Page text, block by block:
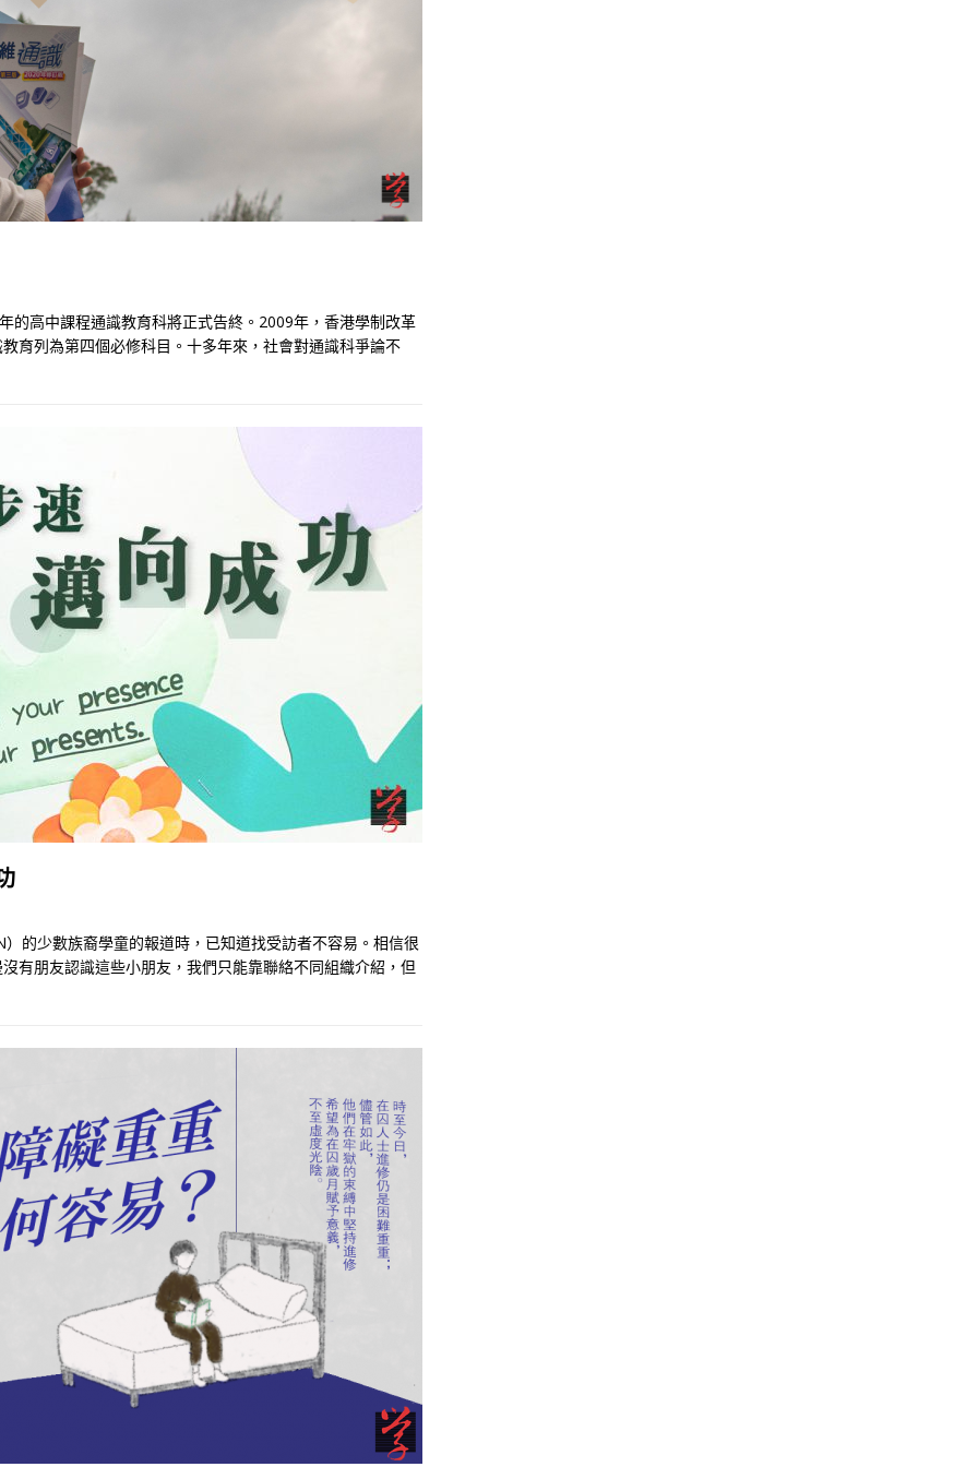
的高中課程通識教育科將正式告終。2009年，香港學制改革
育列為第四個必修科目。十多年來，社會對通識科爭論不
的少數族裔學童的報道時，已知道找受訪者不容易。相信很
有朋友認識這些小朋友，我們只能靠聯絡不同組織介紹，但